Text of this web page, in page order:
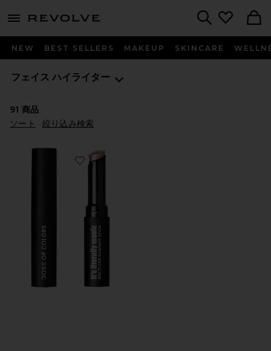
menu - shows more content
NEW BEST SELLERS MAKEUP SKINCARE
フェイス ハイライター
91 商品
ソート
絞り込み検索
Favorite MULTI-USE SHIMMER STICK ハイライター